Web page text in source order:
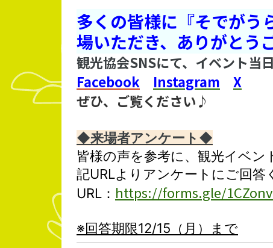
多くの皆様に『そでがう
場いただき、ありがとう
観光協会SNSにて、イベント当
Facebook
Instagram
X
ぜひ、ご覧ください♪
◆来場者アンケート◆
皆様の声を参考に、 観光イベン
記URLよりアンケートにご回答
URL： https://forms.gle/
※回答期限12/15（月）まで